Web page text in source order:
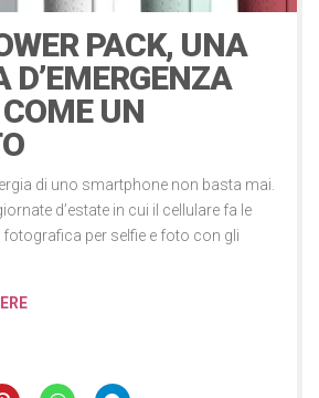
PACK, UNA
D’EMERGENZA
UN
di uno smartphone non basta mai.
d’estate in cui il cellulare fa le
per selfie e foto con gli